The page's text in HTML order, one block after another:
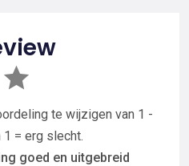
te wijzigen van 1 -
= erg slecht.
goed en uitgebreid